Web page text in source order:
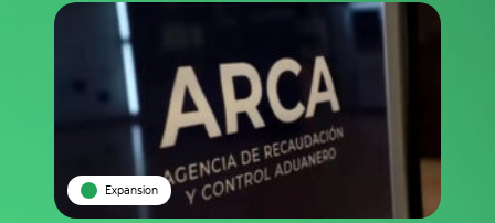
Expansion